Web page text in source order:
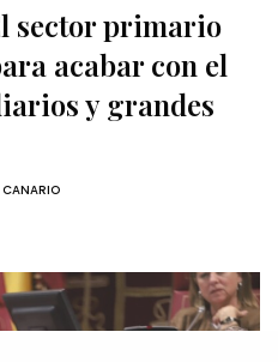
sector primario
acabar con el
y grandes